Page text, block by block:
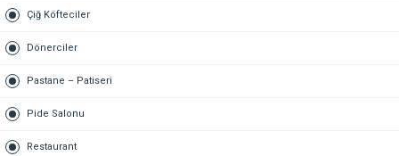
Çiğ Köfteciler
Dönerciler
Pastane – Patiseri
Pide Salonu
Restaurant